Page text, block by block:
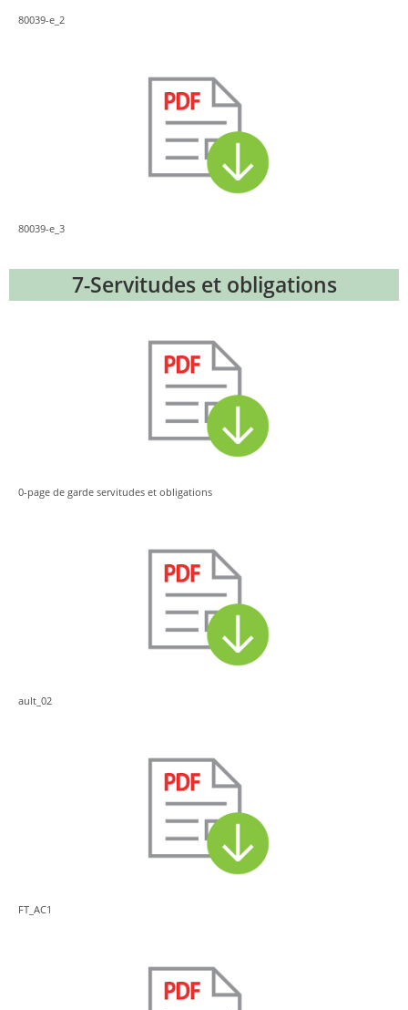
80039-e_2
80039-e_3
7-Servitudes et obligations
0-page de garde servitudes et obligations
ault_02
FT_AC1